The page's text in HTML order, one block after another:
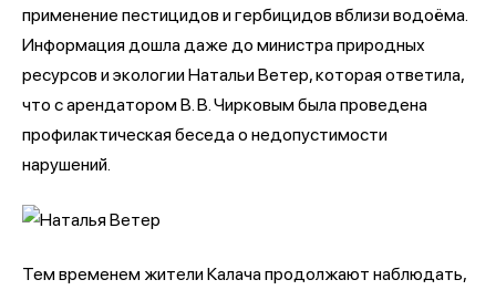
применение пестицидов и гербицидов вблизи водоёма.
Информация дошла даже до министра природных
ресурсов и экологии Натальи Ветер, которая ответила,
что с арендатором В. В. Чирковым была проведена
профилактическая беседа о недопустимости
нарушений.
Тем временем жители Калача продолжают наблюдать,